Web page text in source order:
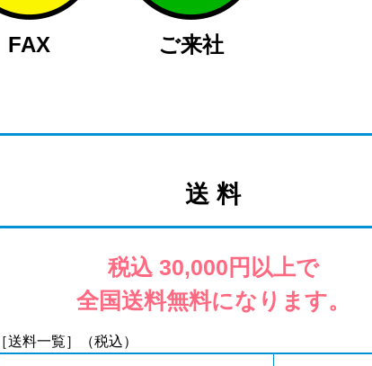
FAX ご来社
送 料
税込 30,000円以上で
全国送料無料になります。
［送料一覧］（税込）